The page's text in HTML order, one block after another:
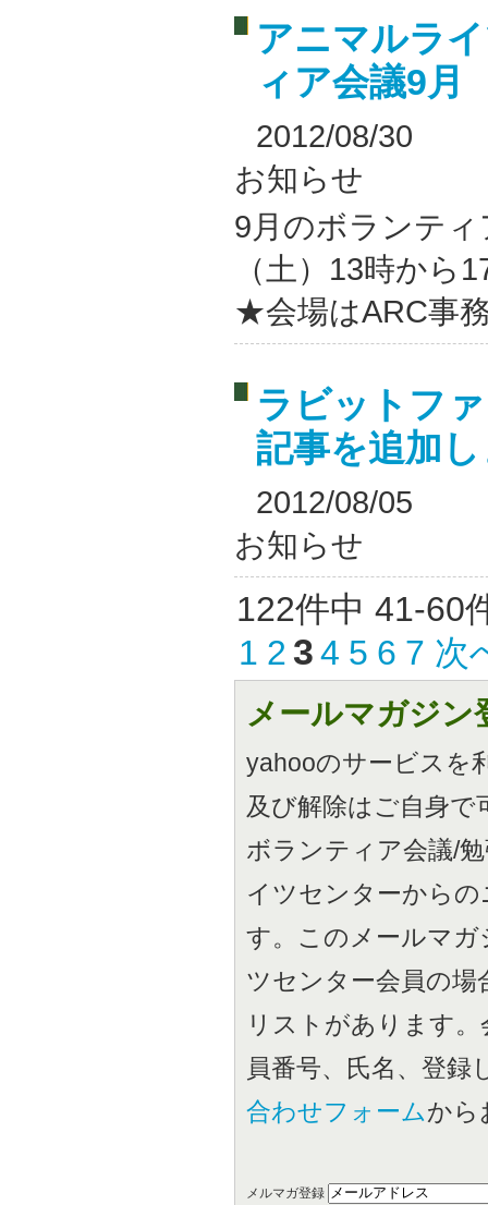
アニマルラ
ィア会議9
2012/08/30
お知らせ
9月のボランテ
（土）13時から
★会場はARC事
ラビットフ
記事を追加
2012/08/05
お知らせ
122件中 41-60
1 2 34 5 6 7 次
メールマガジン
yahooのサービスを
及び解除はご自身で
ボランティア会議/
イツセンターから
す。このメールマ
ツセンター会員の場
リストがあります
員番号、氏名、登
合わせフォームから
メルマガ登録